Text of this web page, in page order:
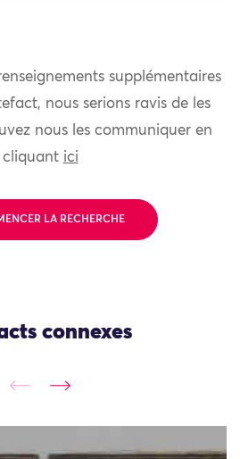
supplémentaires
nous serions ravis de les
nous les communiquer en
cliquant ici
LA RECHERCHE
connexes